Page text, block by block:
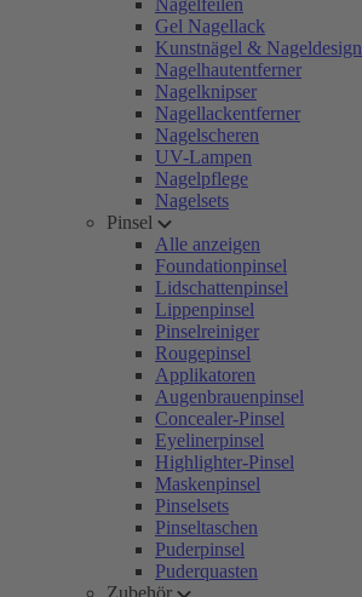
Nagelfeilen
Gel Nagellack
Kunstnägel & Nageldesign
Nagelhautentferner
Nagelknipser
Nagellackentferner
Nagelscheren
UV-Lampen
Nagelpflege
Nagelsets
Pinsel
Alle anzeigen
Foundationpinsel
Lidschattenpinsel
Lippenpinsel
Pinselreiniger
Rougepinsel
Applikatoren
Augenbrauenpinsel
Concealer-Pinsel
Eyelinerpinsel
Highlighter-Pinsel
Maskenpinsel
Pinselsets
Pinseltaschen
Puderpinsel
Puderquasten
Zubehör